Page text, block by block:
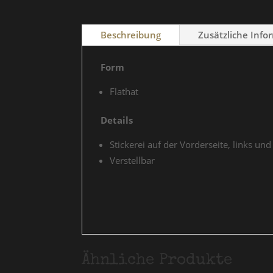
Beschreibung Zusätzliche
Form
Flathat
Details
Stickerei auf der Vorderseite, links
Verstellbar
Ähnliche Produkte